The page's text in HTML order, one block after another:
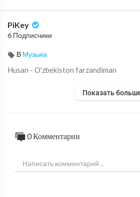
PiKey
6 Подписчики
В Музыка
⁣Husan - O'zbekiston farzandiman
Показать
0 Комментарии